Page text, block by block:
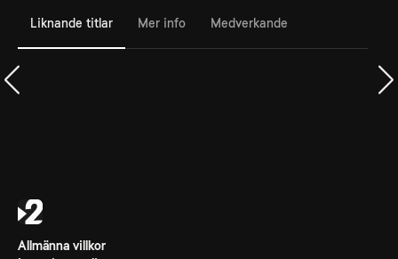
Liknande titlar Mer info Medverkande
Allmänna villkor